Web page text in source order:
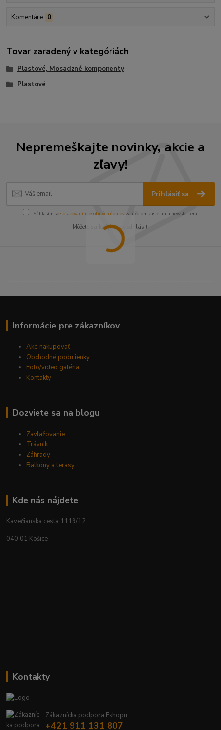
Komentáre 0
Tovar zaradený v kategóriách
Plastové, Mosadzné komponenty
Plastové
Nepremeškajte novinky, akcie a
zľavy!
Prihlásiť sa
Súhlasím sospracovaním osobných údajov za účelom zasielania newslettera.
Môžete sa kedykoľvek odhlásiť.
Informácie pre zákazníkov
Ako nakupovať
Obchodné podmienky
Foto/video galéria
Kontakty
Dozviete sa na blogu
Zavlažovanie
Trávnik
Záhrady
Balkóny a terasy
Kde nás nájdete
Kavečianska cesta 1119/12
040 01 Košice
Kontakty
Zákaznícka podpora Eshopu
+421 911 131 807